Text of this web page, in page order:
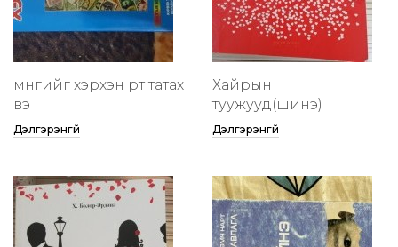
мөнгийг хэрхэн өөртөө татах
вэ
Дэлгэрэнгүй
Хайрын
туужууд(шинэ)
Дэлгэрэнгүй